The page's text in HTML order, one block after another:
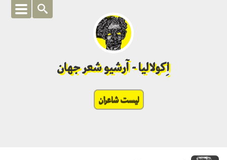
اِکولالیا - آرشیو شعر جهان
لیست شاعران